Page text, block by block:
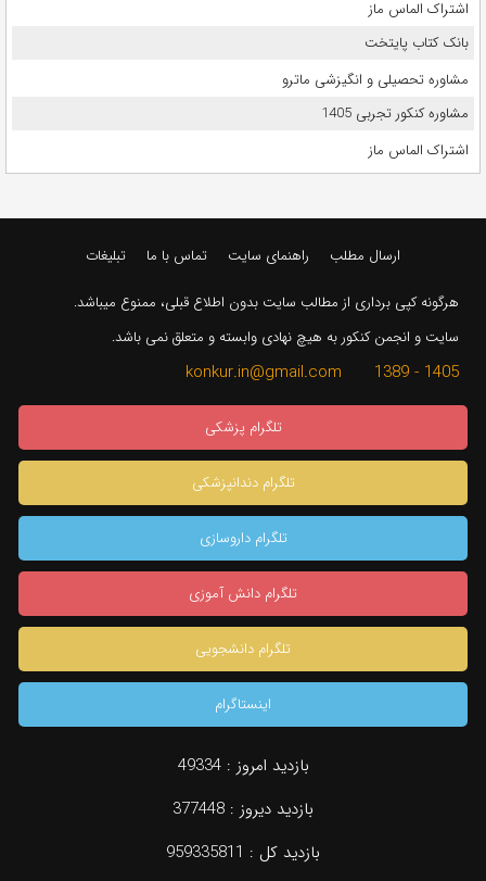
اشتراک الماس ماز
بانک کتاب پایتخت
مشاوره تحصیلی و انگیزشی ماترو
مشاوره کنکور تجربی 1405
اشتراک الماس ماز
ارسال مطلب راهنمای سایت تماس با ما تبلیغات
هرگونه کپی برداری از مطالب سایت بدون اطلاع قبلی، ممنوع میباشد.
سایت و انجمن کنکور به هیچ نهادی وابسته و متعلق نمی باشد.
1405 - 1389 konkur.in@gmail.com
تلگرام پزشکی
تلگرام دندانپزشکی
تلگرام داروسازی
تلگرام دانش آموزی
تلگرام دانشجویی
اینستاگرام
بازدید امروز :49334
بازدید دیروز : 377448
بازدید کل : 959335811